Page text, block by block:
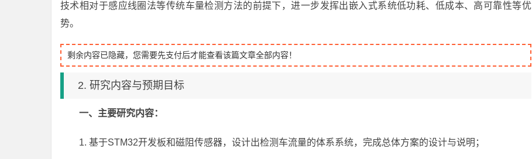
技术相对于感应线圈法等传统车量检测方法的前提下，进一步发挥出嵌入式系统低功耗、低成本、高可靠性等优
势。
剩余内容已隐藏，您需要先支付后才能查看该篇文章全部内容！
2. 研究内容与预期目标
一、主要研究内容：
1. 基于STM32开发板和磁阻传感器，设计出检测车流量的体系系统，完成总体方案的设计与说明；